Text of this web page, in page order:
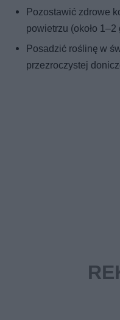
Pozostawić zdrowe
powietrzu (około 1–2
Posadzić roślinę w
przezroczystej